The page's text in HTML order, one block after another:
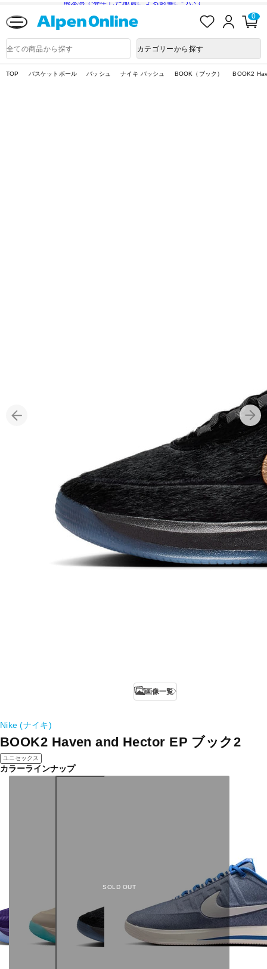
熊本県で発生した地震による影響について
入
ロ
ン
0
品
検
カテゴリーから探す
TOP バスケットボール バッシュ ナイキ バッシュ BOOK（ブック） BOOK2
画像一覧
Nike (ナイキ)
BOOK2 Haven and Hector EP ブック2
ユニセックス
カラーラインナップ
SOLD OUT